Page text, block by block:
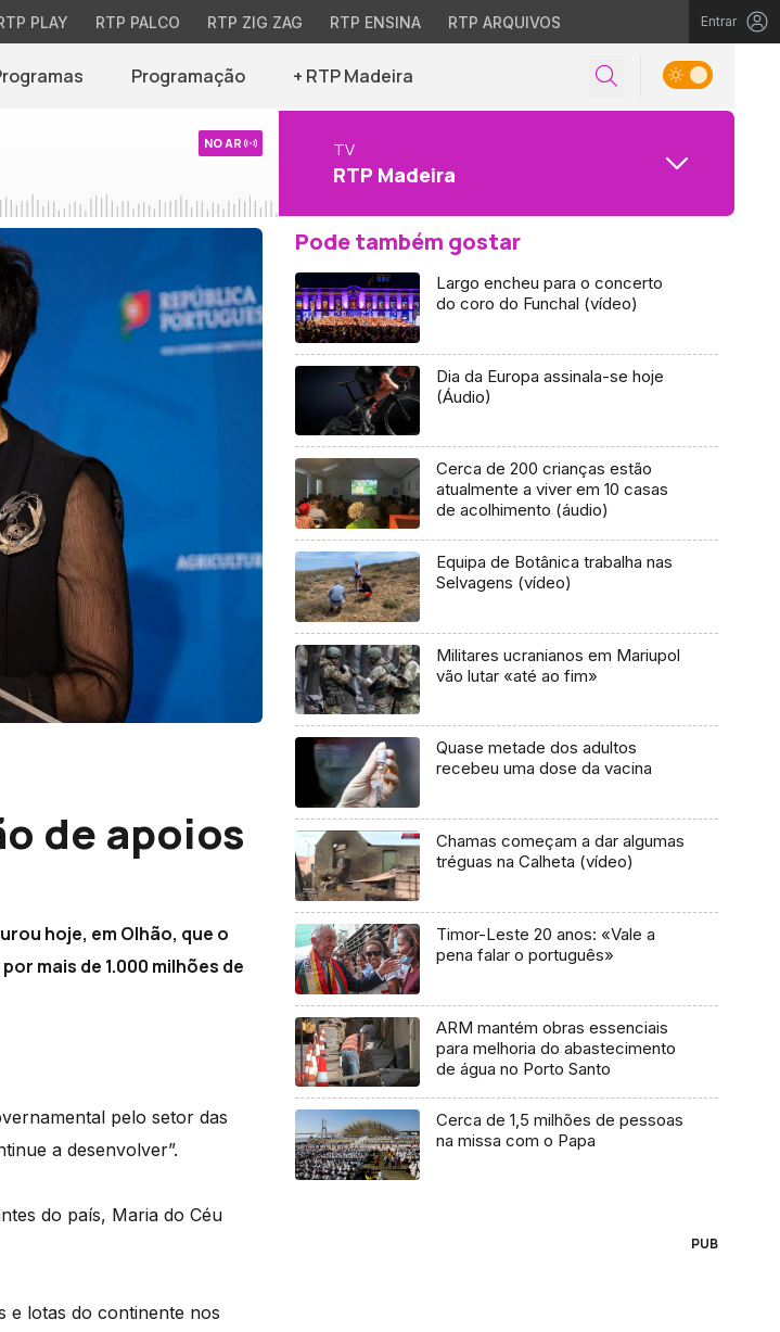
PLAY RTP PALCO RTP ZIG ZAG RTP ENSINA RTP ARQUIVOS Entrar
Programação + RTP Madeira
NO AR TV
RTP Madeira
de apoios
hoje, em Olhão, que o
mais de 1.000 milhões de
pelo setor das
a desenvolver”.
do país, Maria do Céu
e lotas do continente nos
Pode também gostar
Largo encheu para o concerto
do coro do Funchal (vídeo)
Dia da Europa assinala-se hoje
(Áudio)
Cerca de 200 crianças estão
atualmente a viver em 10 casas
de acolhimento (áudio)
Equipa de Botânica trabalha nas
Selvagens (vídeo)
Militares ucranianos em Mariupol
vão lutar «até ao fim»
Quase metade dos adultos
recebeu uma dose da vacina
Chamas começam a dar algumas
tréguas na Calheta (vídeo)
Timor-Leste 20 anos: «Vale a
pena falar o português»
ARM mantém obras essenciais
para melhoria do abastecimento
de água no Porto Santo
Cerca de 1,5 milhões de pessoas
na missa com o Papa
PUB